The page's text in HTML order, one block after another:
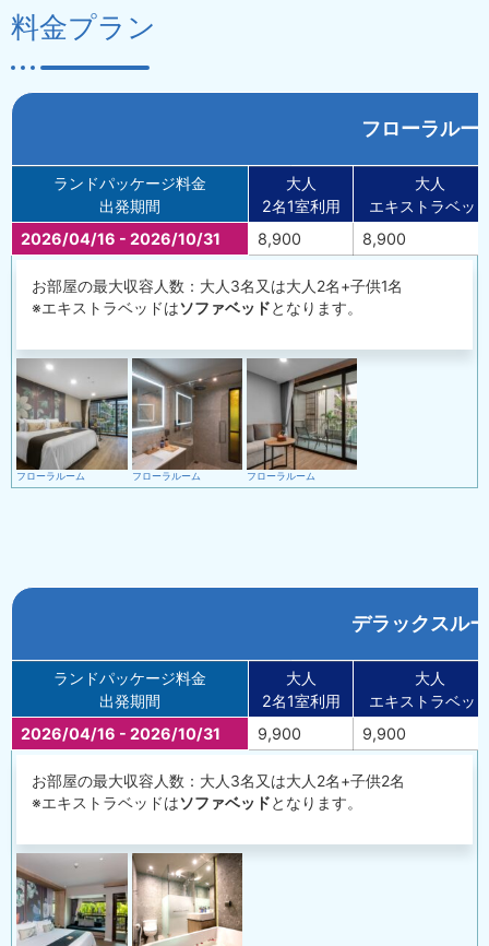
料金プラン
フローラルー
ランドパッケージ料金
出発期間
大人
2名1室利用
大人
エキストラベッ
2026/04/16 - 2026/10/31
8,900 8,900
お部屋の最大収容人数：大人3名又は大人2名+子供1名
※エキストラベッドはソファベッドとなります。
フローラルーム フローラルーム フローラルーム
デラックスル
ランドパッケージ料金
出発期間
大人
2名1室利用
大人
エキストラベッ
2026/04/16 - 2026/10/31
9,900 9,900
お部屋の最大収容人数：大人3名又は大人2名+子供2名
※エキストラベッドはソファベッドとなります。